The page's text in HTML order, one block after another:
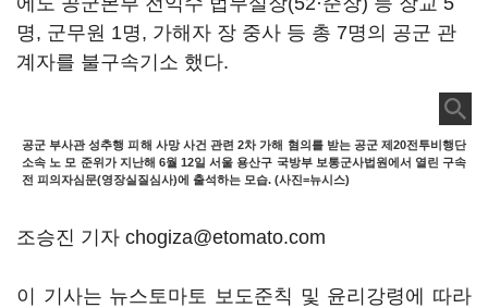
명, 군무원 1명, 가해자 장 중사 등 총 7명의 공군 관
계자를 불구속기소 했다.
공군 부사관 성추행 피해 사망 사건 관련 2차 가해 혐의를 받는 공군 제20전투비행단
소속 노 모 준위가 지난해 6월 12일 서울 용산구 국방부 보통군사법원에서 열린 구속
전 피의자심문(영장실질심사)에 출석하는 모습. (사진=뉴시스)
조승진 기자 chogiza@etomato.com
이 기사는 뉴스토마토 보도준칙 및 윤리강령에 따라